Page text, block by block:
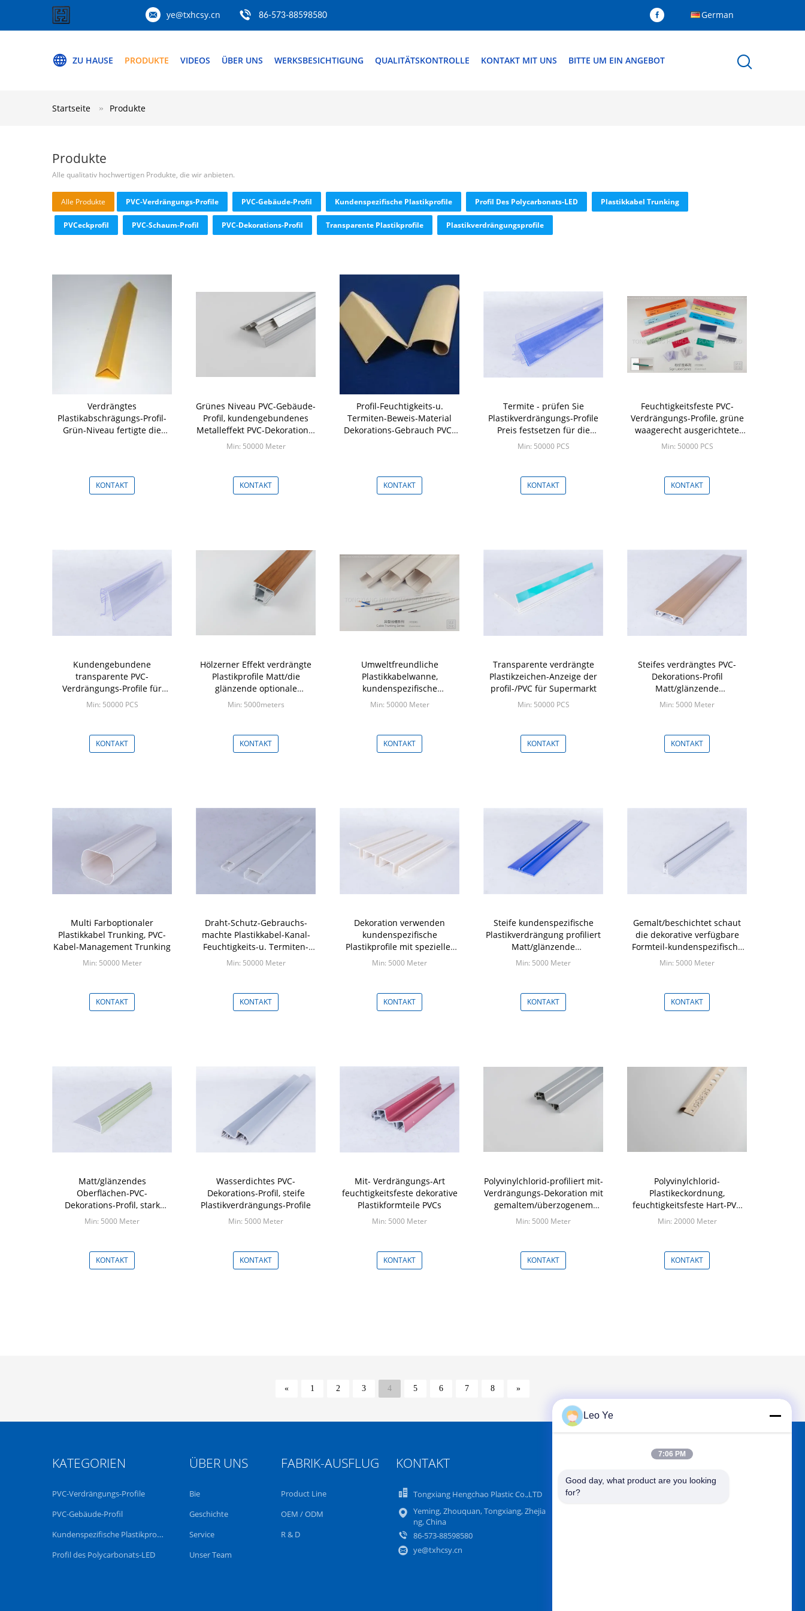
ye@txhcsy.cn 86-573-88598580 German
ZU HAUSE PRODUKTE VIDEOS ÜBER UNS WERKSBESICHTIGUNG QUALITÄTSKONTROLLE KONTAKT MIT UNS BITTE UM EIN ANGEBOT
Startseite Produkte
Produkte
Alle qualitativ hochwertigen Produkte, die wir anbieten.
Alle Produkte PVC-Verdrängungs-Profile PVC-Gebäude-Profil Kundenspezifische Plastikprofile Profil Des Polycarbonats-LED Plastikkabel Trunking
PVCeckprofil PVC-Schaum-Profil PVC-Dekorations-Profil Transparente Plastikprofile Plastikverdrängungsprofile
Verdrängtes
Plastikabschrägungs-Profil-
Grün-Niveau fertigte die
KONTAKT
Grünes Niveau PVC-Gebäude-
Profil, kundengebundenes
Metalleffekt PVC-Dekorations-
Profil
Min: 50000 Meter
KONTAKT
Profil-Feuchtigkeits-u.
Termiten-Beweis-Material
Dekorations-Gebrauch PVCs
KONTAKT
Termite - prüfen Sie
Plastikverdrängungs-Profile
Preis festsetzen für die
Informationen, die
Min: 50000 PCS
KONTAKT
Feuchtigkeitsfeste PVC-
Verdrängungs-Profile, grüne
waagerecht ausgerichtete
verdrängte Plastikprodukte
Min: 50000 PCS
KONTAKT
Kundengebundene
transparente PVC-
Verdrängungs-Profile für
Informations-Anzeige
Min: 50000 PCS
KONTAKT
Hölzerner Effekt verdrängte
Plastikprofile Matt/die
glänzende optionale
Oberflächenart
Min: 5000meters
KONTAKT
Umweltfreundliche
Plastikkabelwanne,
kundenspezifische
Farbplastikkabel-Abdeckung
Min: 50000 Meter
KONTAKT
Transparente verdrängte
Plastikzeichen-Anzeige der
profil-/PVC für Supermarkt
Min: 50000 PCS
KONTAKT
Steifes verdrängtes PVC-
Dekorations-Profil
Matt/glänzende
Oberflächenart optional
Min: 5000 Meter
KONTAKT
Multi Farboptionaler
Plastikkabel Trunking, PVC-
Kabel-Management Trunking
Min: 50000 Meter
KONTAKT
Draht-Schutz-Gebrauchs-
machte Plastikkabel-Kanal-
Feuchtigkeits-u. Termiten-
Beweis-Material
Min: 50000 Meter
KONTAKT
Dekoration verwenden
kundenspezifische
Plastikprofile mit spezieller
erbetener Oberfläche
Min: 5000 Meter
KONTAKT
Steife kundenspezifische
Plastikverdrängung profiliert
Matt/glänzende
Oberflächenart, die optional
Min: 5000 Meter
KONTAKT
Gemalt/beschichtet schaut
die dekorative verfügbare
Formteil-kundenspezifische
Farbe PVCs
Min: 5000 Meter
KONTAKT
Matt/glänzendes
Oberflächen-PVC-
Dekorations-Profil, stark
dekoratives PVC-Formteil
Min: 5000 Meter
KONTAKT
Wasserdichtes PVC-
Dekorations-Profil, steife
Plastikverdrängungs-Profile
Min: 5000 Meter
KONTAKT
Mit- Verdrängungs-Art
feuchtigkeitsfeste dekorative
Plastikformteile PVCs
Min: 5000 Meter
KONTAKT
Polyvinylchlorid-profiliert mit-
Verdrängungs-Dekoration mit
gemaltem/überzogenem
Auftritt
Min: 5000 Meter
KONTAKT
Polyvinylchlorid-
Plastikeckordnung,
feuchtigkeitsfeste Hart-PVC
trimmen Profile
Min: 20000 Meter
KONTAKT
« 1 2 3 4 5 6 7 8 »
KATEGORIEN
PVC-Verdrängungs-Profile
PVC-Gebäude-Profil
Kundenspezifische Plastikprofile
Profil des Polycarbonats-LED
ÜBER UNS
Bie
Geschichte
Service
Unser Team
FABRIK-AUSFLUG
Product Line
OEM / ODM
R & D
KONTAKT
Tongxiang Hengchao Plastic Co.,LTD
Yeming, Zhouquan, Tongxiang, Zhejia
ng, China
86-573-88598580
ye@txhcsy.cn
FINDEN SIE UNS AUF
Leo Ye
7:06 PM
Good day, what product are you looking
for?